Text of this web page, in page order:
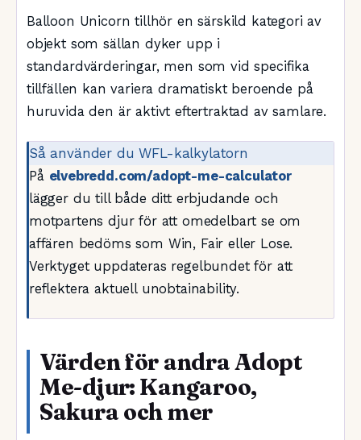
Balloon Unicorn tillhör en särskild kategori av
objekt som sällan dyker upp i
standardvärderingar, men som vid specifika
tillfällen kan variera dramatiskt beroende på
huruvida den är aktivt eftertraktad av samlare.
Så använder du WFL-kalkylatorn
På elvebredd.com/adopt-me-calculator
lägger du till både ditt erbjudande och
motpartens djur för att omedelbart se om
affären bedöms som Win, Fair eller Lose.
Verktyget uppdateras regelbundet för att
reflektera aktuell unobtainability.
Värden för andra Adopt
Me-djur: Kangaroo,
Sakura och mer